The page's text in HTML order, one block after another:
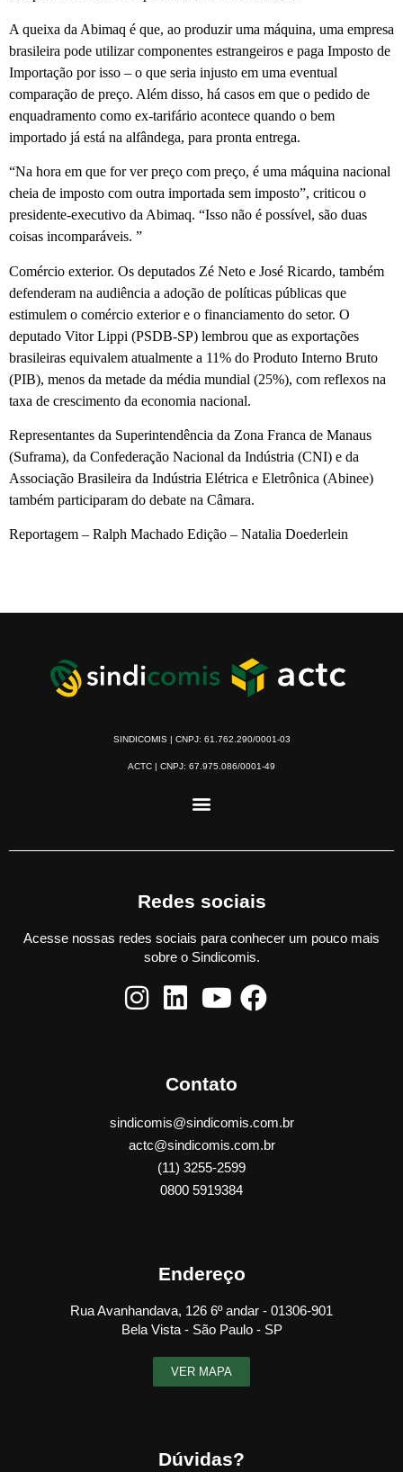
A queixa da Abimaq é que, ao produzir uma máquina, uma empresa
brasileira pode utilizar componentes estrangeiros e paga Imposto de
Importação por isso – o que seria injusto em uma eventual
comparação de preço. Além disso, há casos em que o pedido de
enquadramento como ex-tarifário acontece quando o bem
importado já está na alfândega, para pronta entrega.
“Na hora em que for ver preço com preço, é uma máquina nacional
cheia de imposto com outra importada sem imposto”, criticou o
presidente-executivo da Abimaq. “Isso não é possível, são duas
coisas incomparáveis. ”
Comércio exterior. Os deputados Zé Neto e José Ricardo, também
defenderam na audiência a adoção de políticas públicas que
estimulem o comércio exterior e o financiamento do setor. O
deputado Vitor Lippi (PSDB-SP) lembrou que as exportações
brasileiras equivalem atualmente a 11% do Produto Interno Bruto
(PIB), menos da metade da média mundial (25%), com reflexos na
taxa de crescimento da economia nacional.
Representantes da Superintendência da Zona Franca de Manaus
(Suframa), da Confederação Nacional da Indústria (CNI) e da
Associação Brasileira da Indústria Elétrica e Eletrônica (Abinee)
também participaram do debate na Câmara.
Reportagem – Ralph Machado Edição – Natalia Doederlein
SINDICOMIS | CNPJ: 61.762.290/0001-03
ACTC | CNPJ: 67.975.086/0001-49
Redes sociais
Acesse nossas redes sociais para conhecer um pouco mais
sobre o Sindicomis.
Contato
sindicomis@sindicomis.com.br
actc@sindicomis.com.br
(11) 3255-2599
0800 5919384
Endereço
Rua Avanhandava, 126 6º andar - 01306-901
Bela Vista - São Paulo - SP
VER MAPA
Dúvidas?